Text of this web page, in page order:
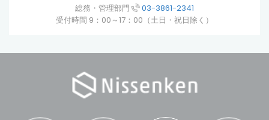
総務・管理部門
03-3861-2341
受付時間 9：00～17：00（土日・祝日除く）